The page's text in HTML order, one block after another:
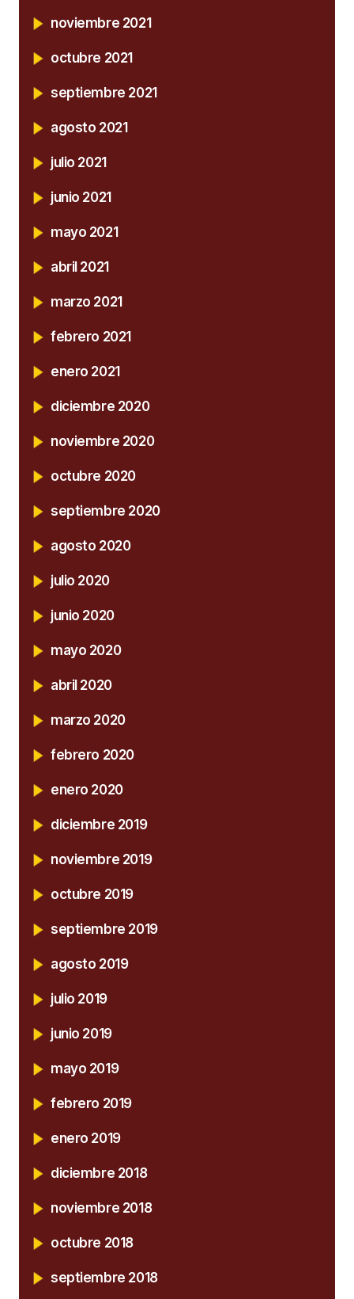
noviembre 2021
octubre 2021
septiembre 2021
agosto 2021
julio 2021
junio 2021
mayo 2021
abril 2021
marzo 2021
febrero 2021
enero 2021
diciembre 2020
noviembre 2020
octubre 2020
septiembre 2020
agosto 2020
julio 2020
junio 2020
mayo 2020
abril 2020
marzo 2020
febrero 2020
enero 2020
diciembre 2019
noviembre 2019
octubre 2019
septiembre 2019
agosto 2019
julio 2019
junio 2019
mayo 2019
febrero 2019
enero 2019
diciembre 2018
noviembre 2018
octubre 2018
septiembre 2018